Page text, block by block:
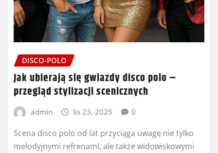
DISCO-POLO
Jak ubierają się gwiazdy disco polo –
przegląd stylizacji scenicznych
admin lis 23, 2025 0
Scena disco polo od lat przyciąga uwagę nie tylko
melodyjnymi refrenami, ale także widowiskowymi